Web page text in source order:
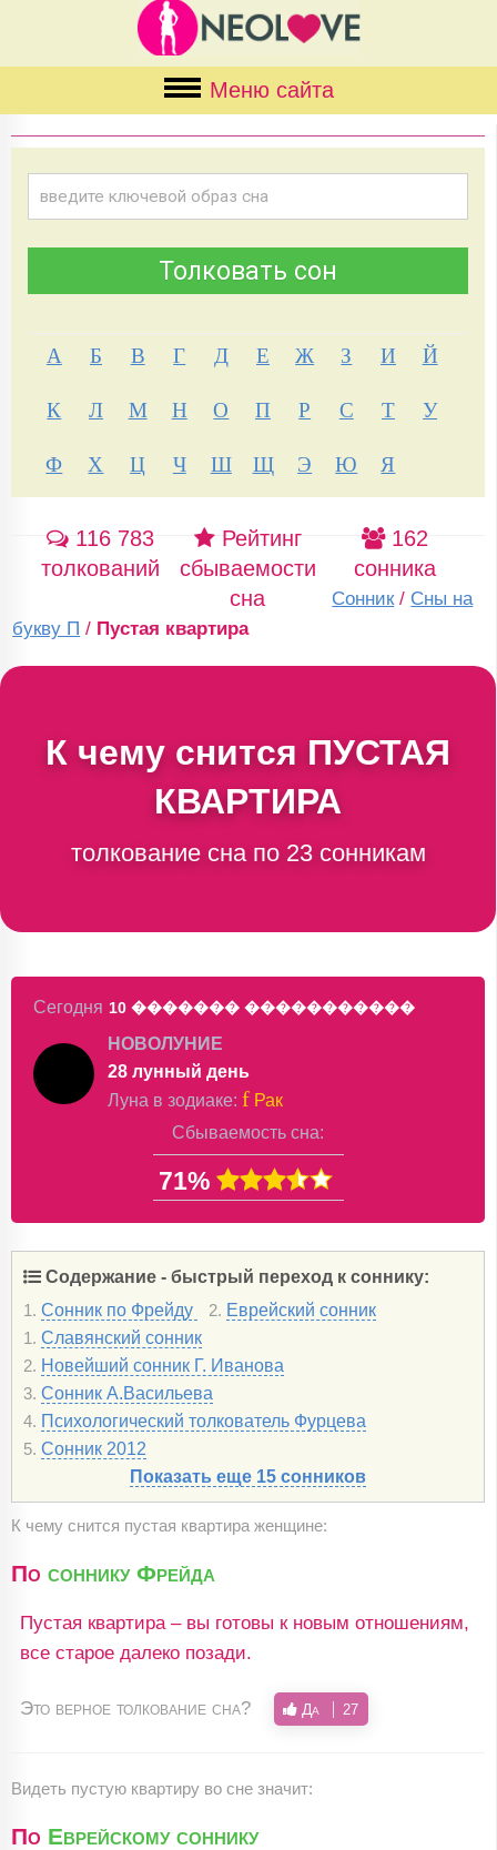
Меню сайта
А Б В Г Д Е Ж З И
Й
К
Л М Н О П Р С Т
У
Ф
Х Ц Ч Ш Щ Э Ю Я
116 783
толкований
Рейтинг
сбываемости
сна
162
сонника
Сонник / Сны на
букву П / Пустая квартира
К чему снится ПУСТАЯ
КВАРТИРА
толкование сна по 23 сонникам
Сегодня 10 ������� �����������
НОВОЛУНИЕ
28 лунный день
Луна в зодиаке: f Рак
Сбываемость сна:
71%
Содержание - быстрый переход к соннику:
1. Сонник по Фрейду 2. Еврейский сонник
1. Славянский сонник
2. Новейший сонник Г. Иванова
3. Сонник А.Васильева
4. Психологический толкователь Фурцева
5. Сонник 2012
Показать еще 15 сонников
К чему снится пустая квартира женщине:
По соннику Фрейда
Пустая квартира – вы готовы к новым отношениям,
все старое далеко позади.
Это верное толкование сна? Да 27
Видеть пустую квартиру во сне значит:
По Еврейскому соннику